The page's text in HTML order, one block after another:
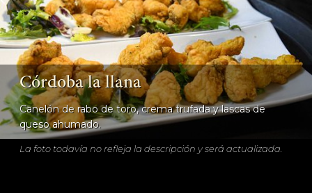
Córdoba la llana
Canelón de rabo de toro, crema trufada y lascas de
queso ahumado.
La foto todavía no refleja la descripción y será actualizada.